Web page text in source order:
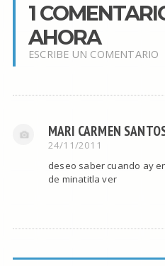
1
AHORA
ESCRIBE UN COMENTARIO
MARI CARMEN
24/11/2011
deseo saber cuando ay
de minatitla ver